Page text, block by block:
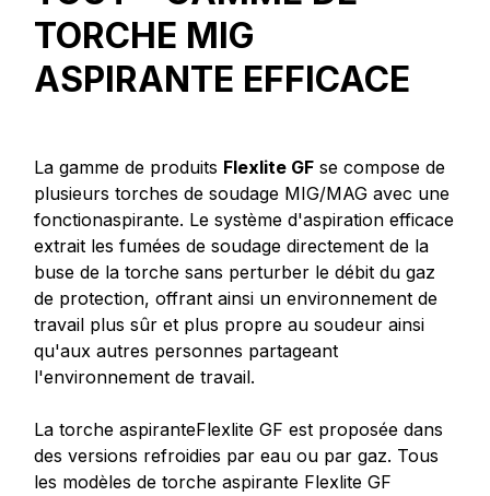
TORCHE MIG
ASPIRANTE EFFICACE
La gamme de produits Flexlite GF se compose de
plusieurs torches de soudage MIG/MAG avec une
fonctionaspirante. Le système d'aspiration efficace
extrait les fumées de soudage directement de la
buse de la torche sans perturber le débit du gaz
de protection, offrant ainsi un environnement de
travail plus sûr et plus propre au soudeur ainsi
qu'aux autres personnes partageant
l'environnement de travail.
La torche aspiranteFlexlite GF est proposée dans
des versions refroidies par eau ou par gaz. Tous
les modèles de torche aspirante Flexlite GF